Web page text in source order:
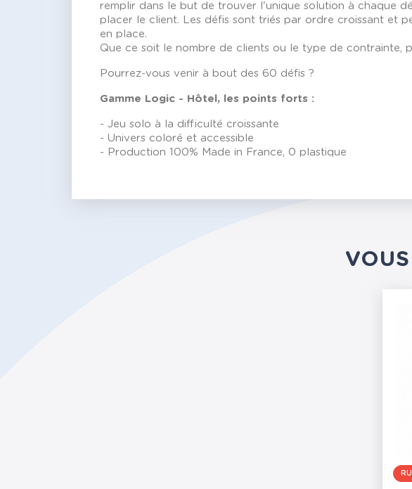
remplir dans le but de trouver l'unique solution à chaque
placer le client. Les défis sont triés par ordre croissant et
en place.
Que ce soit le nombre de clients ou le type de contrainte,
Pourrez-vous venir à bout des 60 défis ?
Gamme Logic - Hôtel, les points forts :
- Jeu solo à la difficulté croissante
- Univers coloré et accessible
- Production 100% Made in France, 0 plastique